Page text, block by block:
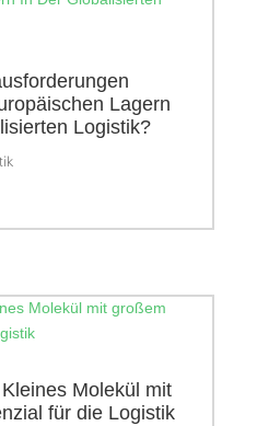
Lagern
Logistik?
Molekül mit
für die Logistik